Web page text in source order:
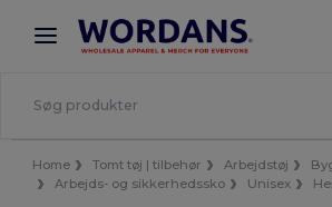
× Wordans-app
Bedre priser i appen!
Home Tomt tøj | tilbehør Arbejdstøj
Arbejds- og sikkerhedssko
Unisex